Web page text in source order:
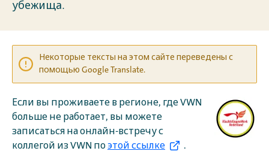
убежища.
Некоторые тексты на этом сайте переведены с
помощью Google Translate.
Если вы проживаете в регионе, где VWN
больше не работает, вы можете
записаться на онлайн-встречу с
коллегой из VWN поэтой ссылке .